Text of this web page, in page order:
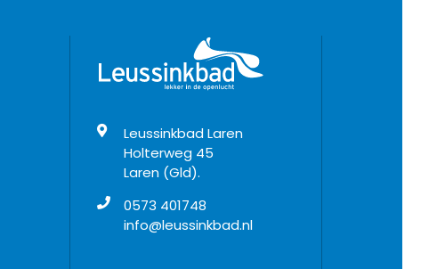
Leussinkbad Laren
Holterweg 45
Laren (Gld).
0573 401748
info@leussinkbad.nl